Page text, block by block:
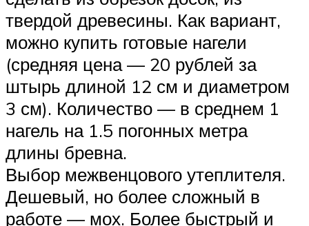
твердой древесины. Как вариант,
можно купить готовые нагели
(средняя цена — 20 рублей за
штырь длиной 12 см и диаметром
3 см). Количество — в среднем 1
нагель на 1.5 погонных метра
длины бревна.
Выбор межвенцового утеплителя.
Дешевый, но более сложный в
работе — мох. Более быстрый и